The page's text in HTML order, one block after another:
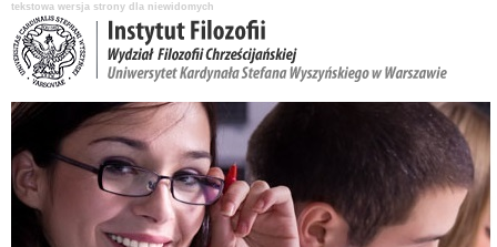
tekstowa wersja strony dla niewidomych